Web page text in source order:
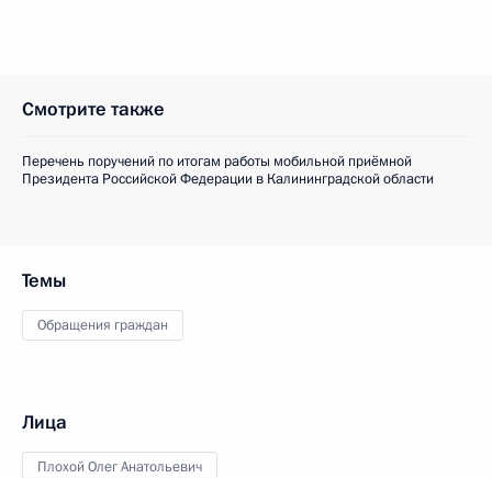
Смотрите также
Перечень поручений по итогам работы мобильной приёмной
Президента Российской Федерации в Калининградской области
Темы
Обращения граждан
Лица
Плохой Олег Анатольевич